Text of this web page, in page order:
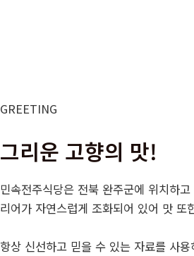
GREETING
그리운 고향의 맛!
민속전주식당은 전북 완주군에 위치하
리어가 자연스럽게 조화되어 있어 맛 또
항상 신선하고 믿을 수 있는 자료를 사